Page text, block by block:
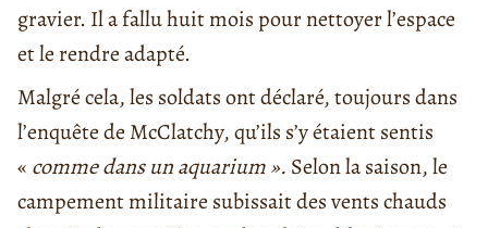
gravier. Il a fallu huit mois pour nettoyer l’espace
et le rendre adapté.
Malgré cela, les soldats ont déclaré, toujours dans
l’enquête de McClatchy, qu’ils s’y étaient sentis
« comme dans un aquarium ». Selon la saison, le
campement militaire subissait des vents chauds